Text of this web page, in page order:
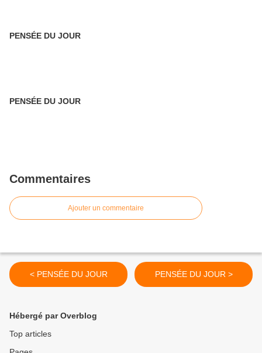
PENSÉE DU JOUR
PENSÉE DU JOUR
Commentaires
Ajouter un commentaire
< PENSÉE DU JOUR PENSÉE DU JOUR >
Hébergé par Overblog
Top articles